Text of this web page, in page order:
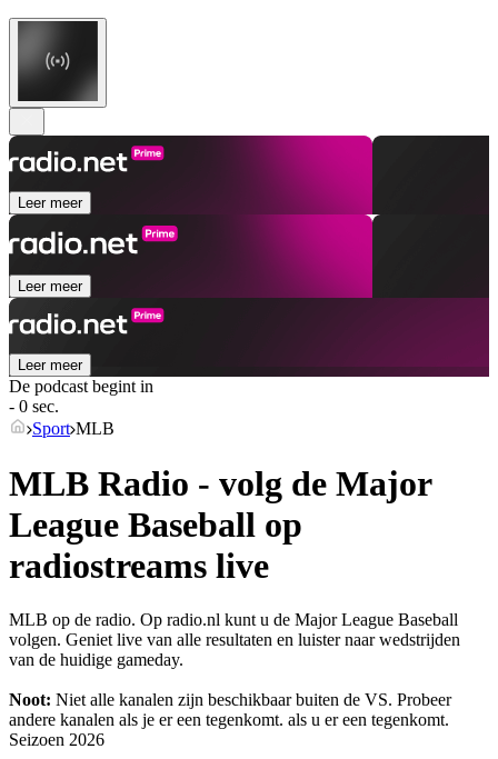
Leer meer
Leer meer
Leer meer
De podcast begint in
- 0 sec.
Sport MLB
MLB Radio - volg de Major
League Baseball op
radiostreams live
MLB op de radio. Op radio.nl kunt u de Major League Baseball
volgen. Geniet live van alle resultaten en luister naar wedstrijden
van de huidige gameday.
Noot: Niet alle kanalen zijn beschikbaar buiten de VS. Probeer
andere kanalen als je er een tegenkomt. als u er een tegenkomt.
Seizoen 2026